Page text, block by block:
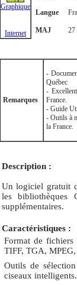
Graphique
Internet
Langue
MAJ 27
Remarques
-
Québec
-
France.
- Guide
- Outils à
la France.
Description :
Un logiciel gratuit
les bibliothèques
supplémentaires.
Caractéristiques :
Format de fichiers
TIFF, TGA,
Outils de
ciseaux intelligents.